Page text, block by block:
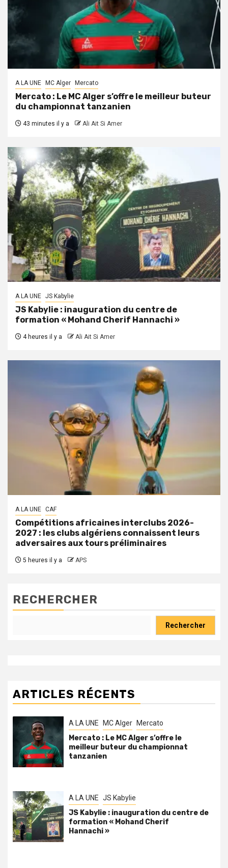
A LA UNE MC Alger Mercato
Mercato : Le MC Alger s’offre le meilleur buteur
du championnat tanzanien
43 minutes il y a Ali Ait Si Amer
A LA UNE JS Kabylie
JS Kabylie : inauguration du centre de
formation « Mohand Cherif Hannachi »
4 heures il y a Ali Ait Si Amer
A LA UNE CAF
Compétitions africaines interclubs 2026-
2027 : les clubs algériens connaissent leurs
adversaires aux tours préliminaires
5 heures il y a APS
RECHERCHER
Rechercher
ARTICLES RÉCENTS
A LA UNE MC Alger Mercato
Mercato : Le MC Alger s’offre le
meilleur buteur du championnat
tanzanien
A LA UNE JS Kabylie
JS Kabylie : inauguration du centre de
formation « Mohand Cherif
Hannachi »